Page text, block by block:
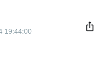
19:44:00